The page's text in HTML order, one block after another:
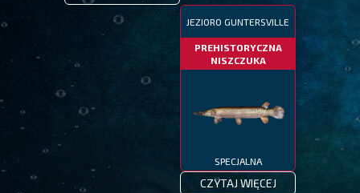
JEZIORO GUNTERSVILLE
PREHISTORYCZNA
NISZCZUKA
SPECJALNA
CZYTAJ WIĘCEJ